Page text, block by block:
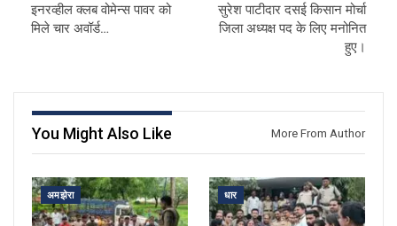
इनरव्हील क्लब वोमेन्स पावर को
मिले चार अवॉर्ड…
सुरेश पाटीदार दसई किसान मोर्चा
जिला अध्यक्ष पद के लिए मनोनित
हुए।
You Might Also Like More From Author
अमझेरा धार